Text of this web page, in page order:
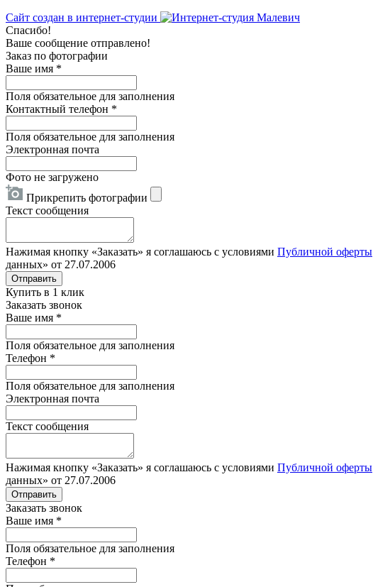
Сайт создан в интернет-студии
Спасибо!
Ваше сообщение отправлено!
Заказ по фотографии
Ваше имя *
Поля обязательное для заполнения
Контактный телефон *
Поля обязательное для заполнения
Электронная почта
Фото не загружено
Прикрепить фотографии
Текст сообщения
Нажимая кнопку «Заказать» я соглашаюсь с условиями Публичной оферты
данных» от 27.07.2006
Отправить
Купить в 1 клик
Заказать звонок
Ваше имя *
Поля обязательное для заполнения
Телефон *
Поля обязательное для заполнения
Электронная почта
Текст сообщения
Нажимая кнопку «Заказать» я соглашаюсь с условиями Публичной оферты
данных» от 27.07.2006
Отправить
Заказать звонок
Ваше имя *
Поля обязательное для заполнения
Телефон *